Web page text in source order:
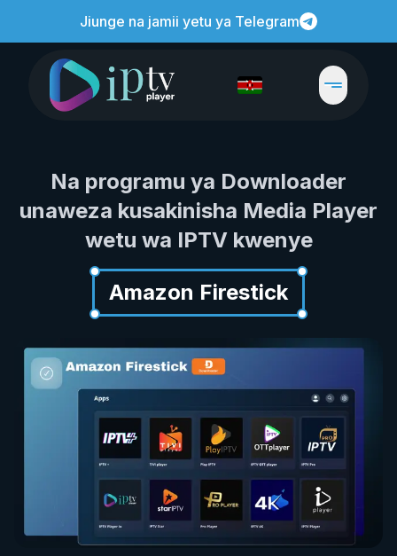
Jiunge na jamii yetu ya Telegram
Na programu ya Downloader
unaweza kusakinisha Media Player
wetu wa IPTV kwenye
Amazon Firestick